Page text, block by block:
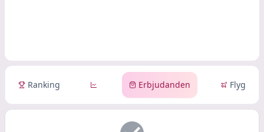
Ranking Erbjudanden Flyg